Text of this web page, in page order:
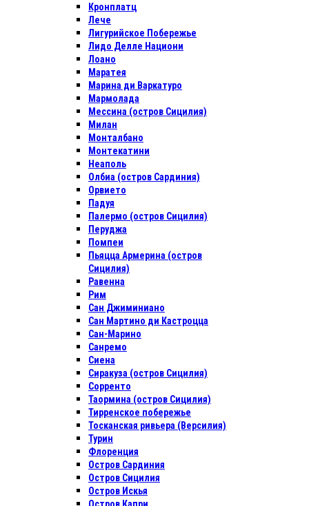
Кронплатц
Лече
Лигурийское Побережье
Лидо Делле Национи
Лоано
Маратея
Марина ди Варкатуро
Мармолада
Мессина (остров Сицилия)
Милан
Монталбано
Монтекатини
Неаполь
Олбиа (остров Сардиния)
Орвието
Падуя
Палермо (остров Сицилия)
Перуджа
Помпеи
Пьяцца Армерина (остров
Сицилия)
Равенна
Рим
Сан Джиминиано
Сан Мартино ди Кастроцца
Сан-Марино
Санремо
Сиена
Сиракуза (остров Сицилия)
Сорренто
Таормина (остров Сицилия)
Тирренское побережье
Тосканская ривьера (Версилия)
Турин
Флоренция
Остров Сардиния
Остров Сицилия
Остров Искья